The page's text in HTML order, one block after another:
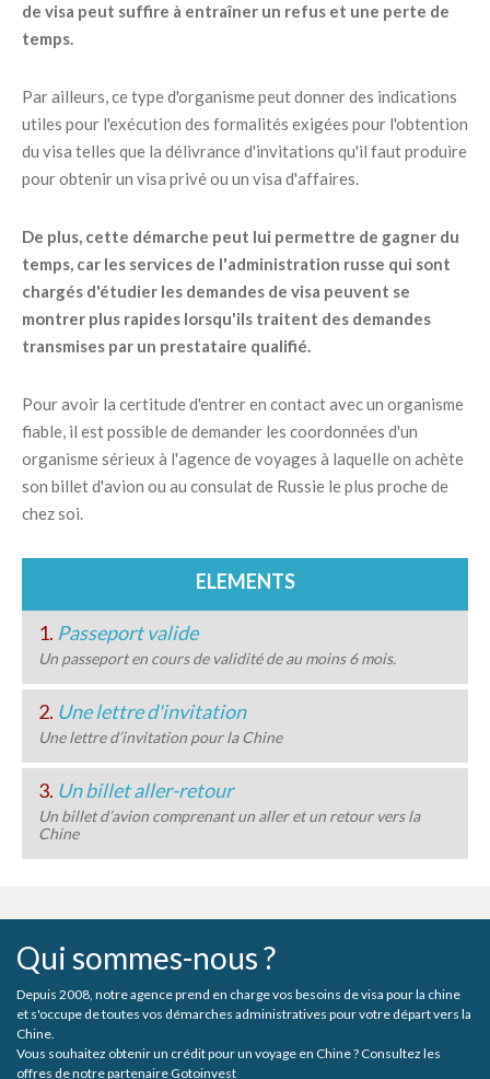
de visa peut suffire à entraîner un refus et une perte de
temps.
Par ailleurs, ce type d'organisme peut donner des indications
utiles pour l'exécution des formalités exigées pour l'obtention
du visa telles que la délivrance d'invitations qu'il faut produire
pour obtenir un visa privé ou un visa d'affaires.
De plus, cette démarche peut lui permettre de gagner du
temps, car les services de l'administration russe qui sont
chargés d'étudier les demandes de visa peuvent se
montrer plus rapides lorsqu'ils traitent des demandes
transmises par un prestataire qualifié.
Pour avoir la certitude d'entrer en contact avec un organisme
fiable, il est possible de demander les coordonnées d'un
organisme sérieux à l'agence de voyages à laquelle on achète
son billet d'avion ou au consulat de Russie le plus proche de
chez soi.
ELEMENTS
1. Passeport valide
Un passeport en cours de validité de au moins 6 mois.
2. Une lettre d'invitation
Une lettre d’invitation pour la Chine
3. Un billet aller-retour
Un billet d’avion comprenant un aller et un retour vers la
Chine
Qui sommes-nous ?
Depuis 2008, notre agence prend en charge vos besoins de visa pour la chine
et s'occupe de toutes vos démarches administratives pour votre départ vers la
Chine.
Vous souhaitez obtenir un crédit pour un voyage en Chine ? Consultez les
offres de notre partenaire Gotoinvest